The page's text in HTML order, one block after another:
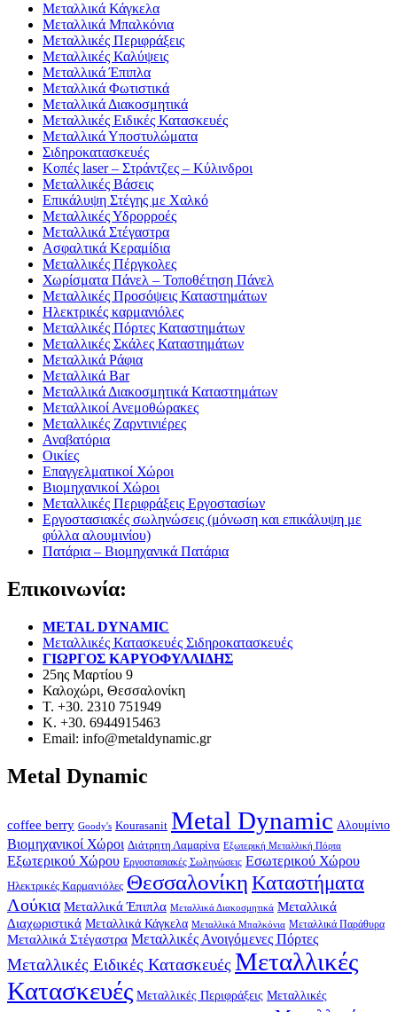
Μεταλλικά Κάγκελα
Μεταλλικά Μπαλκόνια
Μεταλλικές Περιφράξεις
Μεταλλικές Καλύψεις
Μεταλλικά Έπιπλα
Μεταλλικά Φωτιστικά
Μεταλλικά Διακοσμητικά
Μεταλλικές Ειδικές Κατασκευές
Μεταλλικά Υποστυλώματα
Σιδηροκατασκευές
Κοπές laser – Στράντζες – Κύλινδροι
Μεταλλικές Βάσεις
Επικάλυψη Στέγης με Χαλκό
Μεταλλικές Υδρορροές
Μεταλλικά Στέγαστρα
Ασφαλτικά Κεραμίδια
Μεταλλικές Πέργκολες
Χωρίσματα Πάνελ – Τοποθέτηση Πάνελ
Μεταλλικές Προσόψεις Καταστημάτων
Ηλεκτρικές καρμανιόλες
Μεταλλικές Πόρτες Καταστημάτων
Μεταλλικές Σκάλες Καταστημάτων
Μεταλλικά Ράφια
Μεταλλικά Bar
Μεταλλικά Διακοσμητικά Καταστημάτων
Μεταλλικοί Ανεμοθώρακες
Μεταλλικές Ζαρντινιέρες
Αναβατόρια
Οικίες
Επαγγελματικοί Χώροι
Βιομηχανικοί Χώροι
Μεταλλικές Περιφράξεις Εργοστασίων
Εργοστασιακές σωληνώσεις (μόνωση και επικάλυψη με
φύλλα αλουμινίου)
Πατάρια – Βιομηχανικά Πατάρια
Επικοινωνία:
METAL DYNAMIC
Μεταλλικές Κατασκευές Σιδηροκατασκευές
ΓΙΩΡΓΟΣ ΚΑΡΥΟΦΥΛΛΙΔΗΣ
25ης Μαρτίου 9
Καλοχώρι, Θεσσαλονίκη
Τ. +30. 2310 751949
Κ. +30. 6944915463
Email: info@metaldynamic.gr
Metal Dynamic
coffee berry Goody's Kourasanit Metal Dynamic Αλουμίνιο
Βιομηχανικοί Χώροι Διάτρητη Λαμαρίνα Εξωτερική Μεταλλική Πόρτα
Εξωτερικού Χώρου Εργοστασιακές Σωληνώσεις Εσωτερικού Χώρου
Ηλεκτρικές Καρμανιόλες Θεσσαλονίκη Καταστήματα
Λούκια Μεταλλικά Έπιπλα Μεταλλικά Διακοσμητικά Μεταλλικά
Διαχωριστικά Μεταλλικά Κάγκελα Μεταλλικά Μπαλκόνια Μεταλλικά Παράθυρα
Μεταλλικά Στέγαστρα Μεταλλικές Ανοιγόμενες Πόρτες
Μεταλλικές Ειδικές Κατασκευές Μεταλλικές
Κατασκευές Μεταλλικές Περιφράξεις Μεταλλικές